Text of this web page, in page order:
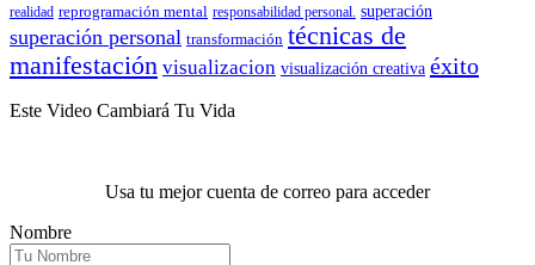
realidad reprogramación mental responsabilidad personal. superación
superación personal transformación técnicas de
manifestación visualizacion visualización creativa éxito
Este Video Cambiará Tu Vida
Usa tu mejor cuenta de correo para acceder
Nombre